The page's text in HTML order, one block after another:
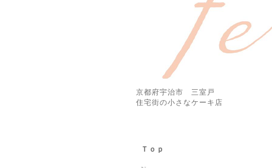
京都府宇治市 三室戸
住宅街の小さなケーキ店
Ｔｏｐ